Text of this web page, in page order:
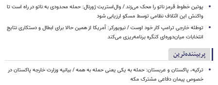
پوتین خطوط قرمز ناتو را محک می‌زند / وال‌استریت ژورنال: حمله محدودی به ناتو در راه است تا
واکنش این ائتلاف نظامی توسط مسکو ارزیابی شود
توطئه خارجی ترامپ کار خود اوست / نیویورکر: آمریکا از همین حالا برای ابطال و دستکاری نتایج
انتخابات میان‌دوره‌ای کنگره برنامه‌ریزی می‌کند
پربیننده‌ترین
ترکیه، پاکستان و عربستان: حمله به یکی یعنی حمله به همه / بیانیه وزارت خارجه پاکستان در
خصوص پیمان دفاعی مشترک مکه